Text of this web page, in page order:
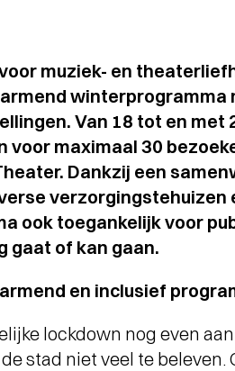
muziek- en
winterprogramma
Van 18 tot en met
voor maximaal 30
Dankzij een
ook toegankelijk voor
gaat of kan gaan.
en inclusief
lockdown nog even
stad niet veel te